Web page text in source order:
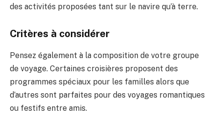
des activités proposées tant sur le navire qu’à terre.
Critères à considérer
Pensez également à la composition de votre groupe
de voyage. Certaines croisières proposent des
programmes spéciaux pour les familles alors que
d’autres sont parfaites pour des voyages romantiques
ou festifs entre amis.